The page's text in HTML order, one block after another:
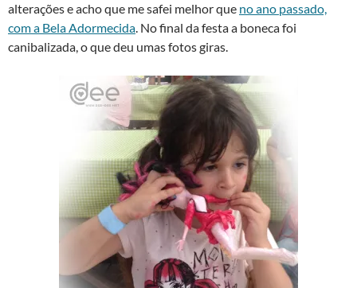
alterações e acho que me safei melhor que no ano passado,
com a Bela Adormecida. No final da festa a boneca foi
canibalizada, o que deu umas fotos giras.